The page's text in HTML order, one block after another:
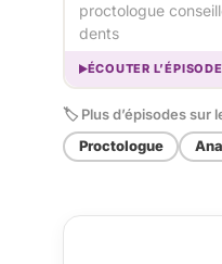
proctologue
dents
ÉCOUTER L’ÉPISODE
🏷 Plus d’épisodes sur
Proctologue